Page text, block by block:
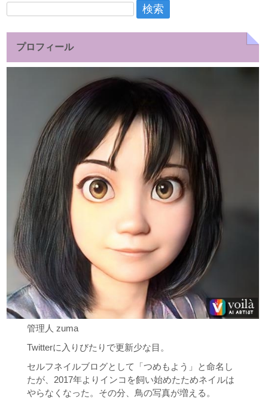
検
プロフィール
管理人 zuma
Twitterに入りびたりで更新少な目。
セルフネイルブログとして「つめもよう」と命名し
たが、2017年よりインコを飼い始めたためネイルは
やらなくなった。その分、鳥の写真が増える。